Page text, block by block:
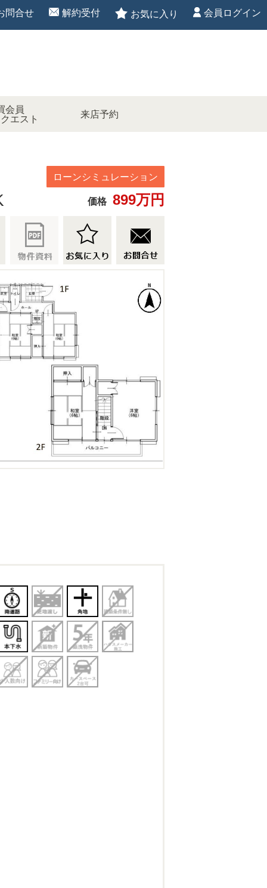
問合せ 解約受付 お気に入り 会員ログイン
会員
エスト
来店予約
価格 899万円